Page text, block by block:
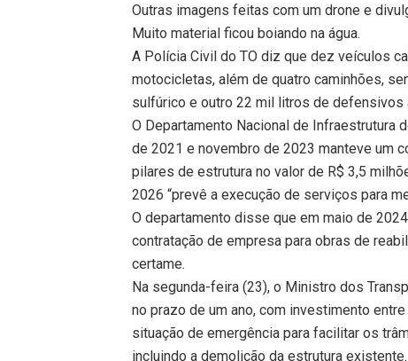
Outras imagens feitas com um drone e
Muito material ficou boiando na água.
A Polícia Civil do TO diz que dez veículos
motocicletas, além de quatro caminhões,
sulfúrico e outro 22 mil litros de defensivos
O Departamento Nacional de Infraestrutura
de 2021 e novembro de 2023 manteve um
pilares de estrutura no valor de R$ 3,5
2026 “prevê a execução de serviços para
O departamento disse que em maio de
contratação de empresa para obras de
certame.
Na segunda-feira (23), o Ministro dos
no prazo de um ano, com investimento
situação de emergência para facilitar os
incluindo a demolição da estrutura existente.